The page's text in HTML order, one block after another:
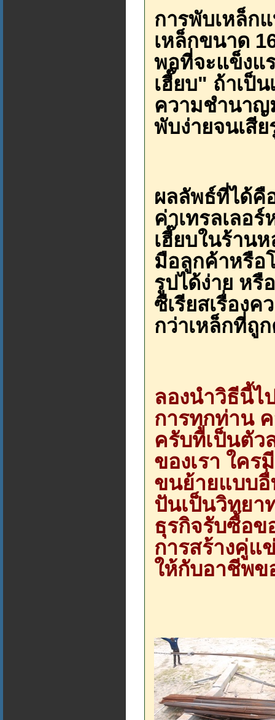
การพับเหล็ก
เหล็กขนาด
พอที่จะแข็งแ
เฮี๊ยบ" ถ้าเป็
ความชำนาญ
พับง่ายจนเสี
ผลลัพธ์ที่ได้คื
ค่าเทรลเลอ
เฮี๊ยบในร้าน
มือลูกค้าหรือ
รูปได้ง่าย หรื
ซีเรียสเรื่องค
กว่าเหล็กที่ถู
ลองนำวิธีนี้ไ
การทุกท่าน
ครับที่เป็นตัว
ของเรา ใค
ขนย้ายแบบอื่
ปันเป็นวิทยา
ธุรกิจรับซื้อข
การสร้างคู่แ
ให้กับอาชีพข